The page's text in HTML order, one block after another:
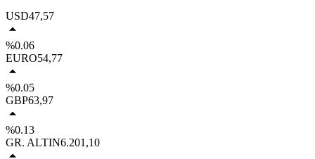
USD47,57
%0.06
EURO54,77
%0.05
GBP63,97
%0.13
GR. ALTIN6.201,10